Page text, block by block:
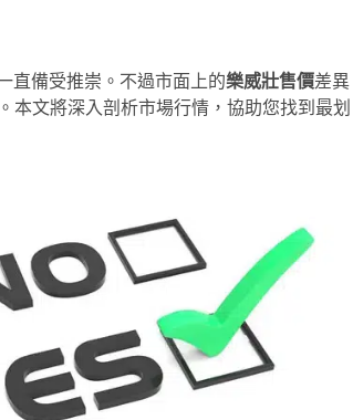
直備受推崇。不過市面上的樂威壯售價差異
本文將深入剖析市場行情，協助您找到最划